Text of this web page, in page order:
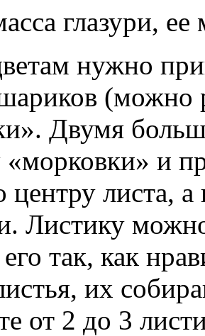
глазури,
нужно
(можно
Двумя
«морковки» и
листа, а
Листику
так, как
их
от 2 до 3